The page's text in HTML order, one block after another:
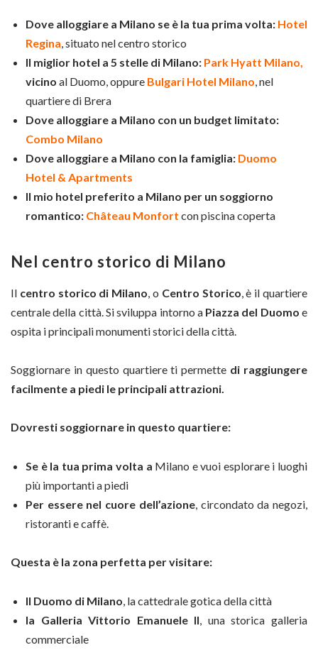
Dove alloggiare a Milano se è la tua prima volta: Hotel
Regina , situato nel centro storico
Il miglior hotel a 5 stelle di Milano: Park Hyatt Milano,
vicino al Duomo, oppure Bulgari Hotel Milano , nel
quartiere di Brera
Dove alloggiare a Milano con un budget limitato:
Combo Milano
Dove alloggiare a Milano con la famiglia: Duomo
Hotel & Apartments
Il mio hotel preferito a Milano per un soggiorno
romantico: Château Monfort con piscina coperta
Nel centro storico di Milano
Il centro storico di Milano , o Centro Storico , è il quartiere
centrale della città. Si sviluppa intorno a Piazza del Duomo e
ospita i principali monumenti storici della città.
Soggiornare in questo quartiere ti permette di raggiungere
facilmente a piedi le principali attrazioni.
Dovresti soggiornare in questo quartiere:
Se è la tua prima volta a Milano e vuoi esplorare i luoghi
più importanti a piedi
Per essere nel cuore dell’azione, circondato da negozi,
ristoranti e caffè.
Questa è la zona perfetta per visitare:
Il Duomo di Milano , la cattedrale gotica della città
la Galleria Vittorio Emanuele II , una storica galleria
commerciale